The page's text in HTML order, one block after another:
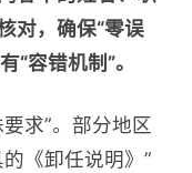
对，确保“零误
“容错机制”。
求”。部分地区
《卸任说明》”